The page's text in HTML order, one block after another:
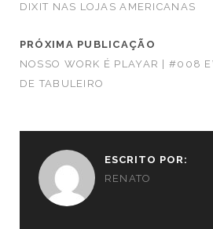
DIXIT NAS LOJAS AMERICANAS
PRÓXIMA PUBLICAÇÃO
NOSSO WORK É PLAYAR | #008
DE TABULEIRO
ESCRITO POR:
RENATO